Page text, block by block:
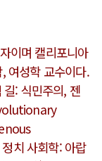
이며 캘리포니아
여성학 교수이다.
: 식민주의, 젠
치 사회학: 아랍